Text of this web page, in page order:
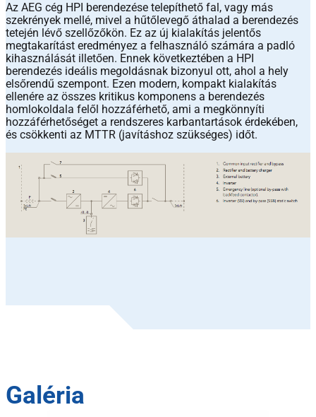
Az AEG cég HPI berendezése telepíthető fal, vagy más
szekrények mellé, mivel a hűtőlevegő áthalad a berendezés
tetején lévő szellőzőkön. Ez az új kialakítás jelentős
megtakarítást eredményez a felhasználó számára a padló
kihasználását illetően. Ennek következtében a HPI
berendezés ideális megoldásnak bizonyul ott, ahol a hely
elsőrendű szempont. Ezen modern, kompakt kialakítás
ellenére az összes kritikus komponens a berendezés
homlokoldala felől hozzáférhető, ami a megkönnyíti
hozzáférhetőséget a rendszeres karbantartások érdekében,
és csökkenti az MTTR (javításhoz szükséges) időt.
Galéria